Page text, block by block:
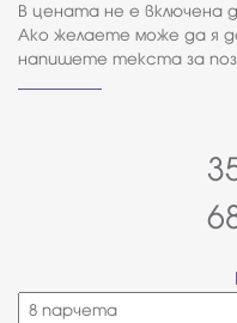
В цената не е включена
Ако желаете може да я
напишете текста за